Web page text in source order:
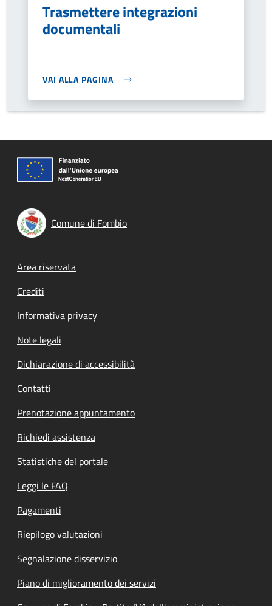
Trasmettere integrazioni
documentali
VAI ALLA PAGINA
Comune di Fombio
Footer menu
Area riservata
Crediti
Informativa privacy
Note legali
Dichiarazione di accessibilità
Contatti
Prenotazione appuntamento
Richiedi assistenza
Statistiche del portale
Leggi le FAQ
Pagamenti
Riepilogo valutazioni
Segnalazione disservizio
Piano di miglioramento dei servizi